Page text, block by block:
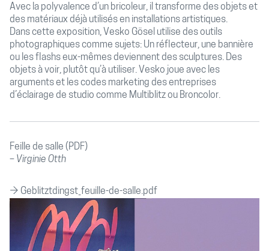
Avec la polyvalence d’un bricoleur, il transforme des objets et
des matériaux déjà utilisés en installations artistiques.
Dans cette exposition, Vesko Gösel utilise des outils
photographiques comme sujets: Un réflecteur, une bannière
ou les flashs eux-mêmes deviennent des sculptures. Des
objets à voir, plutôt qu’à utiliser. Vesko joue avec les
arguments et les codes marketing des entreprises
d’éclairage de studio comme Multiblitz ou Broncolor.
Feille de salle (PDF)
Virginie Otth
→ Geblitztdingst_feuille-de-salle.pdf